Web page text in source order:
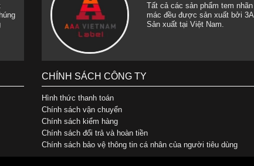
Tất cả các sản phẩm tem nhãn
mác đều được sản xuất bởi 3A.
Sản xuất tại Việt Nam.
CHÍNH SÁCH CÔNG TY
Hình thức thanh toán
Chính sách vận chuyển
Chính sách kiểm hàng
Chính sách đổi trả và hoàn tiền
Chính sách bảo vệ thông tin cá nhân của người tiêu dùng